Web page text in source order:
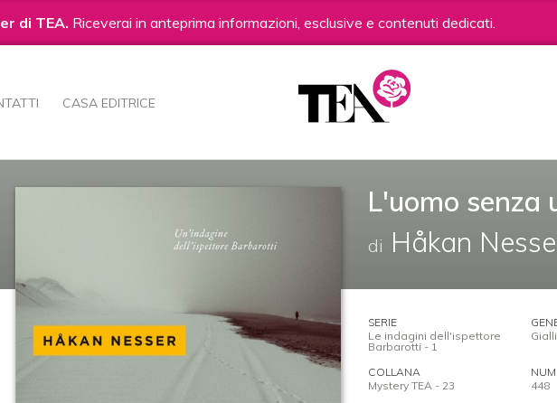
di TEA. Riceverai in anteprima informazioni, esclusive e contenuti dedicati.
CASA EDITRICE
L'uomo senza
di Håkan
SERIE
Le indagini dell'ispettore
Barbarotti - 1
COLLANA
Mystery TEA - 23
448